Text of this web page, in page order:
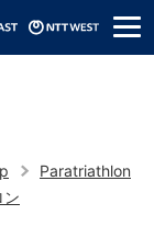
メ
ニ
権（2021/
Paratriathlon
ン